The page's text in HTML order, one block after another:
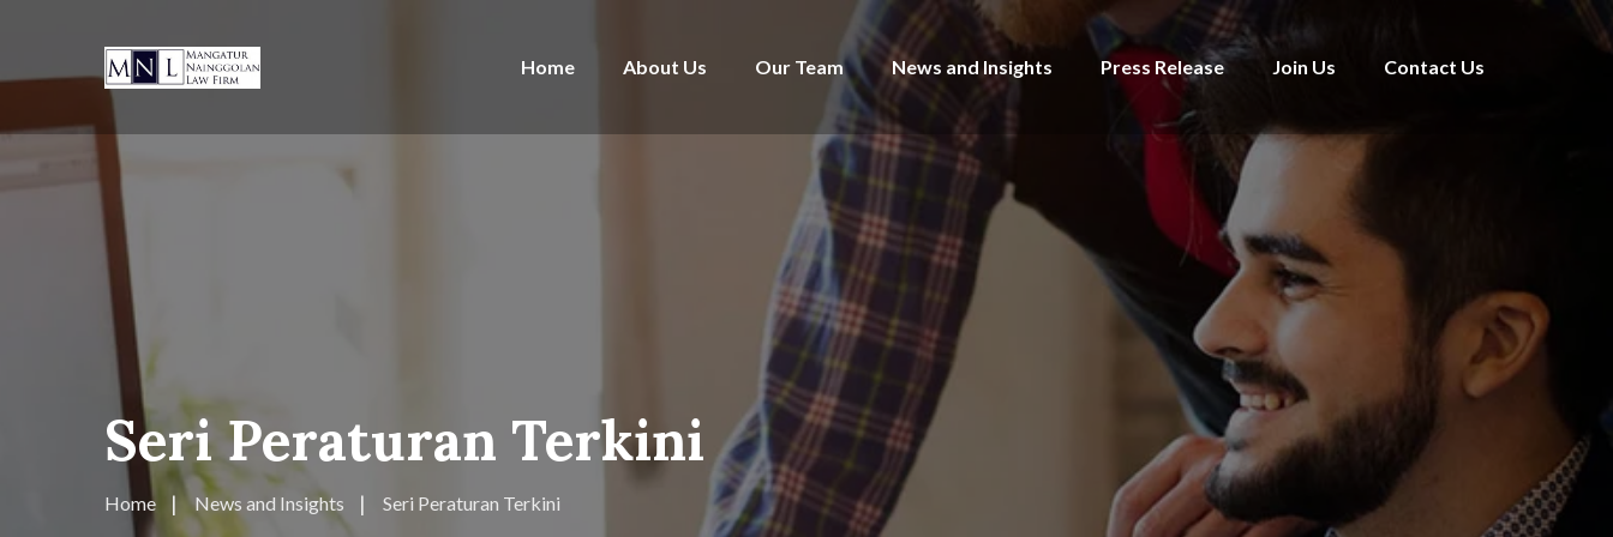
Home About Us Our Team News and Insights Press Release Join Us Contact Us
Seri Peraturan Terkini
Home News and Insights Seri Peraturan Terkini